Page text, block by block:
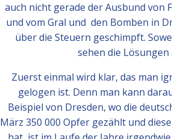
auch nicht gerade der Ausbund von
und vom Gral und den Bomben in
über die Steuern geschimpft.
sehen die Lösungen
Zuerst einmal wird klar, das man
gelogen ist. Denn man kann
Beispiel von Dresden, wo die
März 350 000 Opfer gezählt und